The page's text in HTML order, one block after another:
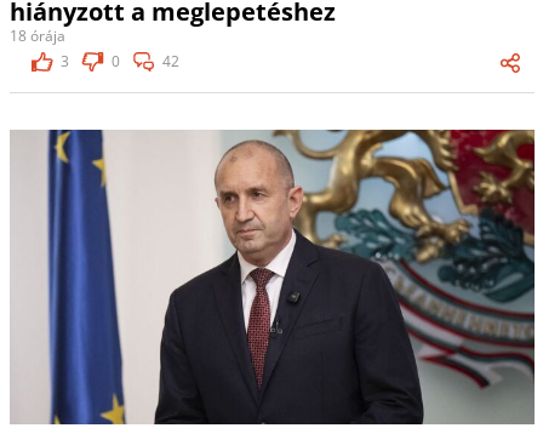
hiányzott a meglepetéshez
18 órája
3
0 42